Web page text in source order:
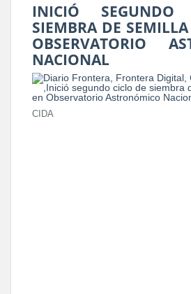
INICIÓ
SIEMBRA DE
OBSERVATORIO
NACIONAL
CIDA